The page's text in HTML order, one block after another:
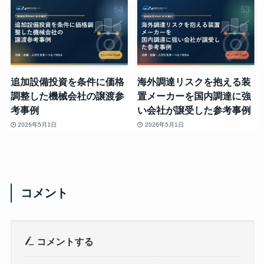
追加設備投資を条件に価格
調整した機械会社の譲渡参
考事例
2026年5月1日
海外調達リスクを抱える装
置メーカーを国内調達に強
い会社が譲受した参考事例
2026年5月1日
コメント
コメントする